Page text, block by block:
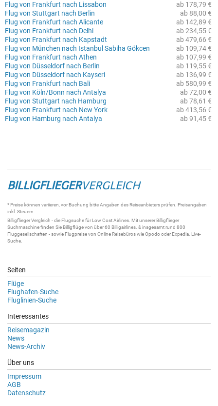
ab 178,79 €
Flug von Frankfurt nach Lissabon
ab 88,00 €
Flug von Stuttgart nach Berlin
ab 142,89 €
Flug von Frankfurt nach Alicante
ab 234,55 €
Flug von Frankfurt nach Delhi
ab 479,66 €
Flug von Frankfurt nach Kapstadt
ab 109,74 €
Flug von München nach Istanbul Sabiha Gökcen
ab 107,99 €
Flug von Frankfurt nach Athen
ab 119,55 €
Flug von Düsseldorf nach Berlin
ab 136,99 €
Flug von Düsseldorf nach Kayseri
ab 580,99 €
Flug von Frankfurt nach Bali
ab 72,00 €
Flug von Köln/Bonn nach Antalya
ab 78,61 €
Flug von Stuttgart nach Hamburg
ab 413,56 €
Flug von Frankfurt nach New York
ab 91,45 €
Flug von Hamburg nach Antalya
BILLIGFLIEGERVERGLEICH
* Preise können variieren, vor Buchung bitte Angaben des Reiseanbieters prüfen. Preisangaben
inkl. Steuern.
BilligfliegerVergleich - die Flugsuchefür Low Cost Airlines. Mit unsererBilligflieger
Suchmaschinefinden Sie Billigflügevon über 60 Billigairlines . & insgesamt rund 800
Fluggesellschaften - sowie Flugpreise von Online Reisebüros wie Opodo oder Expedia. Live-
Suche
Seiten
Flüge
Flughafen-Suche
Fluglinien-Suche
Interessantes
Reisemagazin
News
News-Archiv
Über uns
Impressum
AGB
Datenschutz